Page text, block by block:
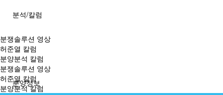
분석/칼럼
분쟁솔루션 영상
허준열 칼럼
분양분석 칼럼
분양정보
분쟁솔루션 영상
허준열 칼럼
분양분석 칼럼